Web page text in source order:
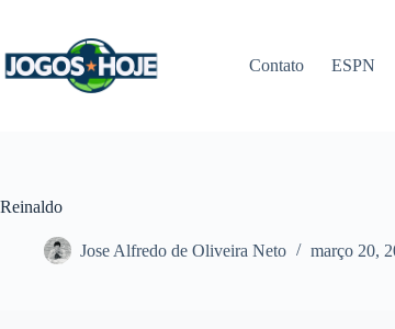
conteúdo
Contato ESPN
Reinaldo
Jose Alfredo de Oliveira Neto março 20,